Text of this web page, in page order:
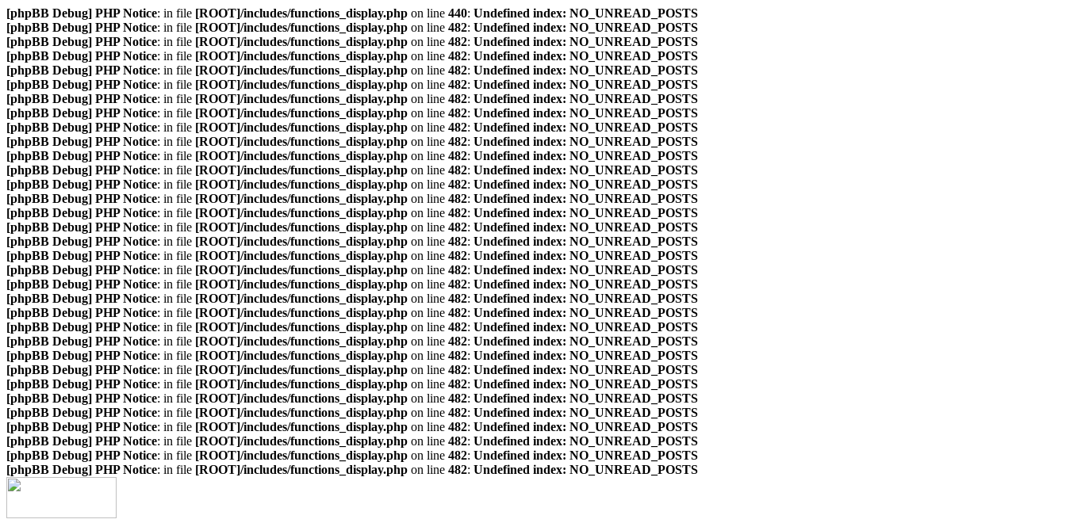
[phpBB Debug] PHP Notice: in file [ROOT]/includes/functions_display.php on line 440: Undefined index: NO_UNREAD_POSTS
[phpBB Debug] PHP Notice: in file [ROOT]/includes/functions_display.php on line 482: Undefined index: NO_UNREAD_POSTS
[phpBB Debug] PHP Notice: in file [ROOT]/includes/functions_display.php on line 482: Undefined index: NO_UNREAD_POSTS
[phpBB Debug] PHP Notice: in file [ROOT]/includes/functions_display.php on line 482: Undefined index: NO_UNREAD_POSTS
[phpBB Debug] PHP Notice: in file [ROOT]/includes/functions_display.php on line 482: Undefined index: NO_UNREAD_POSTS
[phpBB Debug] PHP Notice: in file [ROOT]/includes/functions_display.php on line 482: Undefined index: NO_UNREAD_POSTS
[phpBB Debug] PHP Notice: in file [ROOT]/includes/functions_display.php on line 482: Undefined index: NO_UNREAD_POSTS
[phpBB Debug] PHP Notice: in file [ROOT]/includes/functions_display.php on line 482: Undefined index: NO_UNREAD_POSTS
[phpBB Debug] PHP Notice: in file [ROOT]/includes/functions_display.php on line 482: Undefined index: NO_UNREAD_POSTS
[phpBB Debug] PHP Notice: in file [ROOT]/includes/functions_display.php on line 482: Undefined index: NO_UNREAD_POSTS
[phpBB Debug] PHP Notice: in file [ROOT]/includes/functions_display.php on line 482: Undefined index: NO_UNREAD_POSTS
[phpBB Debug] PHP Notice: in file [ROOT]/includes/functions_display.php on line 482: Undefined index: NO_UNREAD_POSTS
[phpBB Debug] PHP Notice: in file [ROOT]/includes/functions_display.php on line 482: Undefined index: NO_UNREAD_POSTS
[phpBB Debug] PHP Notice: in file [ROOT]/includes/functions_display.php on line 482: Undefined index: NO_UNREAD_POSTS
[phpBB Debug] PHP Notice: in file [ROOT]/includes/functions_display.php on line 482: Undefined index: NO_UNREAD_POSTS
[phpBB Debug] PHP Notice: in file [ROOT]/includes/functions_display.php on line 482: Undefined index: NO_UNREAD_POSTS
[phpBB Debug] PHP Notice: in file [ROOT]/includes/functions_display.php on line 482: Undefined index: NO_UNREAD_POSTS
[phpBB Debug] PHP Notice: in file [ROOT]/includes/functions_display.php on line 482: Undefined index: NO_UNREAD_POSTS
[phpBB Debug] PHP Notice: in file [ROOT]/includes/functions_display.php on line 482: Undefined index: NO_UNREAD_POSTS
[phpBB Debug] PHP Notice: in file [ROOT]/includes/functions_display.php on line 482: Undefined index: NO_UNREAD_POSTS
[phpBB Debug] PHP Notice: in file [ROOT]/includes/functions_display.php on line 482: Undefined index: NO_UNREAD_POSTS
[phpBB Debug] PHP Notice: in file [ROOT]/includes/functions_display.php on line 482: Undefined index: NO_UNREAD_POSTS
[phpBB Debug] PHP Notice: in file [ROOT]/includes/functions_display.php on line 482: Undefined index: NO_UNREAD_POSTS
[phpBB Debug] PHP Notice: in file [ROOT]/includes/functions_display.php on line 482: Undefined index: NO_UNREAD_POSTS
[phpBB Debug] PHP Notice: in file [ROOT]/includes/functions_display.php on line 482: Undefined index: NO_UNREAD_POSTS
[phpBB Debug] PHP Notice: in file [ROOT]/includes/functions_display.php on line 482: Undefined index: NO_UNREAD_POSTS
[phpBB Debug] PHP Notice: in file [ROOT]/includes/functions_display.php on line 482: Undefined index: NO_UNREAD_POSTS
[phpBB Debug] PHP Notice: in file [ROOT]/includes/functions_display.php on line 482: Undefined index: NO_UNREAD_POSTS
[phpBB Debug] PHP Notice: in file [ROOT]/includes/functions_display.php on line 482: Undefined index: NO_UNREAD_POSTS
[phpBB Debug] PHP Notice: in file [ROOT]/includes/functions_display.php on line 482: Undefined index: NO_UNREAD_POSTS
[phpBB Debug] PHP Notice: in file [ROOT]/includes/functions_display.php on line 482: Undefined index: NO_UNREAD_POSTS
[phpBB Debug] PHP Notice: in file [ROOT]/includes/functions_display.php on line 482: Undefined index: NO_UNREAD_POSTS
[phpBB Debug] PHP Notice: in file [ROOT]/includes/functions_display.php on line 482: Undefined index: NO_UNREAD_POSTS